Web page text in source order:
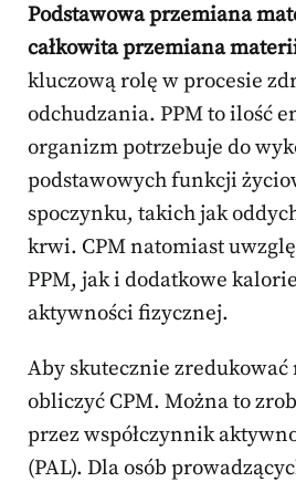
Podstawowa przemiana
całkowita przemiana
kluczową rolę w procesie
odchudzania. PPM to ilość
organizm potrzebuje do
podstawowych funkcji
spoczynku, takich jak
krwi. CPM natomiast
PPM, jak i dodatkowe
aktywności fizycznej.
Aby skutecznie zredukować
obliczyć CPM. Można to
przez współczynnik
(PAL). Dla osób